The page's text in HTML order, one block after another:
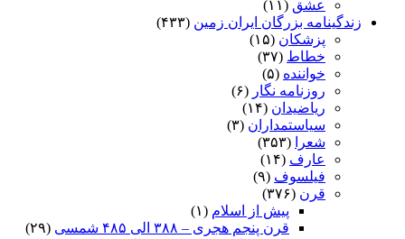
عشق (۱۱)
زندگینامه بزرگان ایران زمین (۴۳۳)
پزشکان (۱۵)
خطاط (۳۷)
خواننده (۵)
روزنامه نگار (۶)
ریاضیدان (۱۴)
سیاستمداران (۳)
شعرا
(۳۵۳)
عارف (۱۴)
فیلسوف (۹)
قرن (۳۷۶)
پیش از اسلام (۱)
قرن پنجم هجری – ۳۸۸ الی ۴۸۵ شمسی
(۲۹)